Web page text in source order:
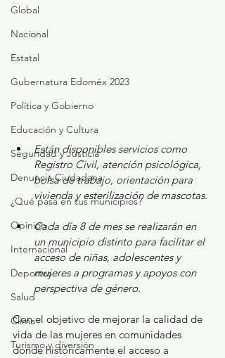
Global
Nacional
Estatal
Gubernatura Edoméx 2023
Política y Gobierno
Educación y Cultura
Seguridad y Justicia
Denuncia Ciudadana
¿Qué pasa en tus municipios?
Opinión
Internacional
Deportes
Salud
Clima
Turismo y diversión
Están disponibles servicios como
Registro Civil, atención psicológica,
bolsa de trabajo, orientación para
vivienda y esterilización de mascotas.
Cada día 8 de mes se realizarán en
un municipio distinto para facilitar el
acceso de niñas, adolescentes y
mujeres a programas y apoyos con
perspectiva de género.
Con el objetivo de mejorar la calidad de
vida de las mujeres en comunidades
donde históricamente el acceso a